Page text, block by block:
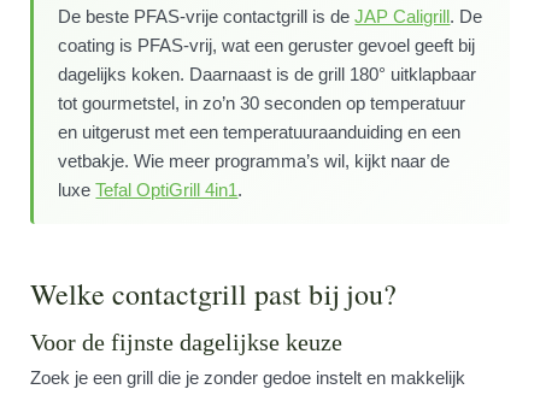
De beste PFAS-vrije contactgrill is deJAP Caligrill. De
coating is PFAS-vrij, wat een geruster gevoel geeft bij
dagelijks koken. Daarnaast is de grill 180° uitklapbaar
tot gourmetstel, in zo’n 30 seconden op temperatuur
en uitgerust met een temperatuuraanduiding en een
vetbakje. Wie meer programma’s wil, kijkt naar de
luxeTefal OptiGrill 4in1.
Welke contactgrill past bij jou?
Voor de fijnste dagelijkse keuze
Zoek je een grill die je zonder gedoe instelt en makkelijk